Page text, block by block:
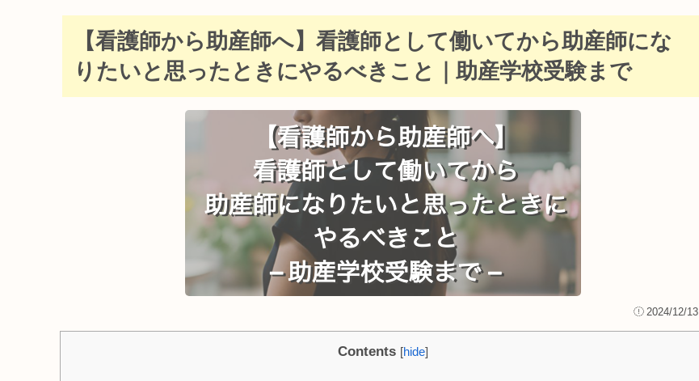
【看護師から助産師へ】看護師として働いてから助産師にな
りたいと思ったときにやるべきこと｜助産学校受験まで
2024/12/13
Contents [hide]